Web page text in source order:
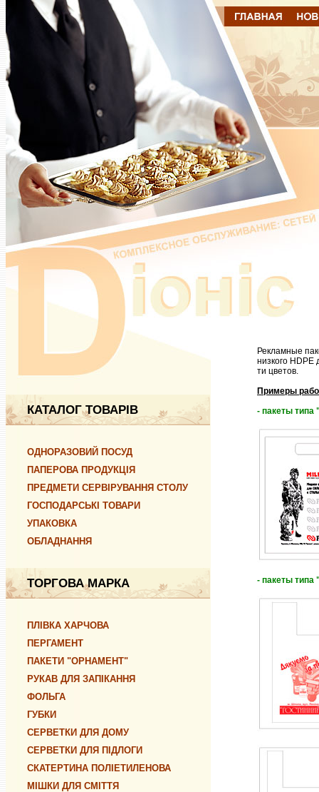
КАТАЛОГ ТОВАРІВ
ОДНОРАЗОВИЙ ПОСУД
ПАПЕРОВА ПРОДУКЦІЯ
ПРЕДМЕТИ СЕРВІРУВАННЯ СТОЛУ
ГОСПОДАРСЬКІ ТОВАРИ
УПАКОВКА
ОБЛАДНАННЯ
ТОРГОВА МАРКА
ПЛІВКА ХАРЧОВА
ПЕРГАМЕНТ
ПАКЕТИ "ОРНАМЕНТ"
РУКАВ ДЛЯ ЗАПІКАННЯ
ФОЛЬГА
ГУБКИ
СЕРВЕТКИ ДЛЯ ДОМУ
СЕРВЕТКИ ДЛЯ ПІДЛОГИ
СКАТЕРТИНА ПОЛІЕТИЛЕНОВА
МІШКИ ДЛЯ СМІТТЯ
Рекламные
низкого HDPE
ти цветов.
Примеры
- пакеты типа
- пакеты типа